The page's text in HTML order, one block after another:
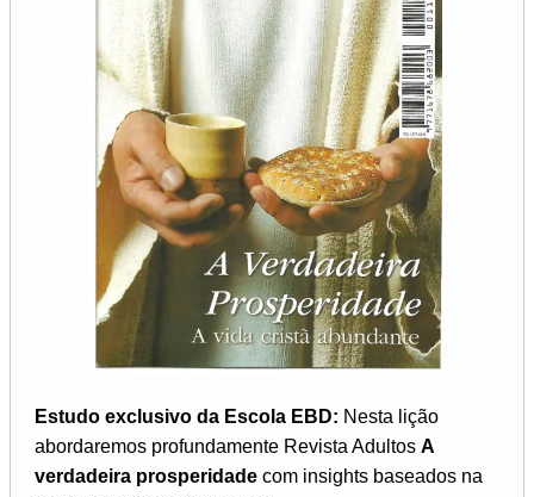
Estudo exclusivo da Escola EBD: Nesta lição
abordaremos profundamente Revista Adultos A
verdadeira prosperidade com insights baseados na